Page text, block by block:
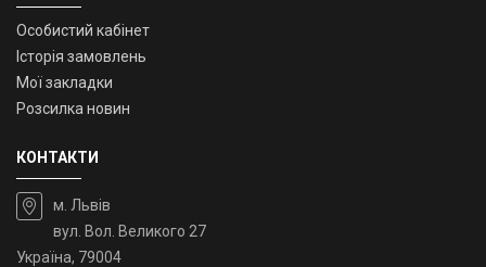
Особистий кабінет
Історія замовлень
Мої закладки
Розсилка новин
КОНТАКТИ
м. Львів
вул. Вол. Великого 27
Україна, 79004